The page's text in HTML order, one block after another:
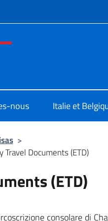
de menu
nous Italie et
>
Travel Documents (ETD)
(ETD)
consolare di